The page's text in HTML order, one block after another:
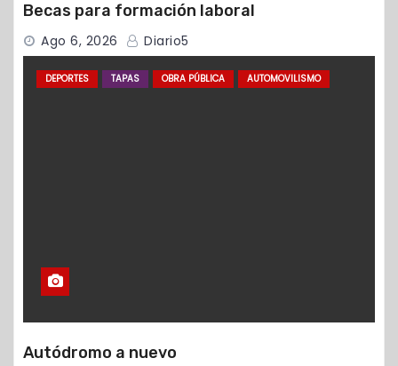
Becas para formación laboral
Ago 6, 2026 Diario5
DEPORTES TAPAS OBRA PÚBLICA AUTOMOVILISMO
Autódromo a nuevo